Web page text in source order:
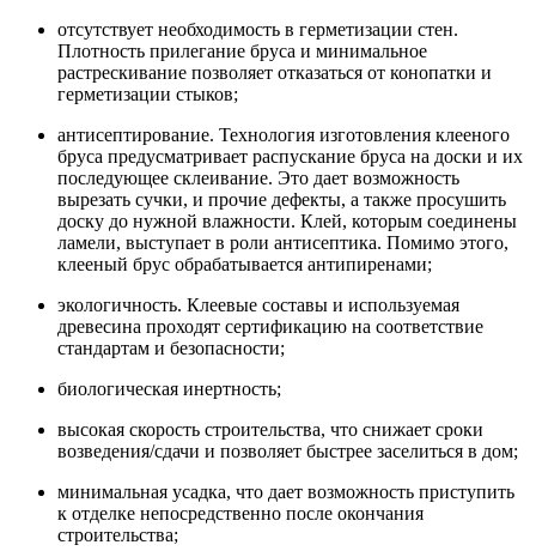
отсутствует необходимость в герметизации стен.
Плотность прилегание бруса и минимальное
растрескивание позволяет отказаться от конопатки и
герметизации стыков;
антисептирование. Технология изготовления клееного
бруса предусматривает распускание бруса на доски и их
последующее склеивание. Это дает возможность
вырезать сучки, и прочие дефекты, а также просушить
доску до нужной влажности. Клей, которым соединены
ламели, выступает в роли антисептика. Помимо этого,
клееный брус обрабатывается антипиренами;
экологичность. Клеевые составы и используемая
древесина проходят сертификацию на соответствие
стандартам и безопасности;
биологическая инертность;
высокая скорость строительства, что снижает сроки
возведения/сдачи и позволяет быстрее заселиться в дом;
минимальная усадка, что дает возможность приступить
к отделке непосредственно после окончания
строительства;